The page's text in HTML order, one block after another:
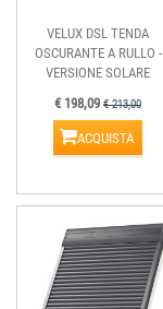
VELUX DSL TENDA
OSCURANTE A RULLO -
VERSIONE SOLARE
€ 198,09 € 213,00
ACQUISTA